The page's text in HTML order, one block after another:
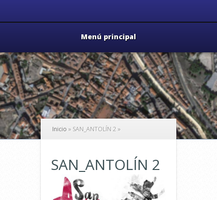
Menú principal
Inicio » SAN_ANTOLÍN 2»
SAN_ANTOLÍN 2